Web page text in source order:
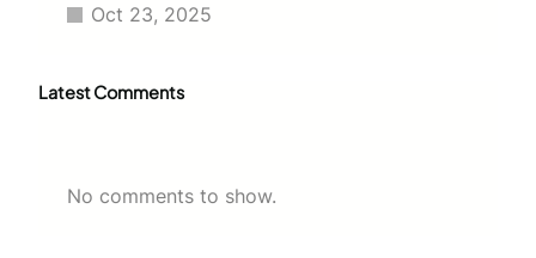
Oct 23, 2025
Latest Comments
No comments to show.